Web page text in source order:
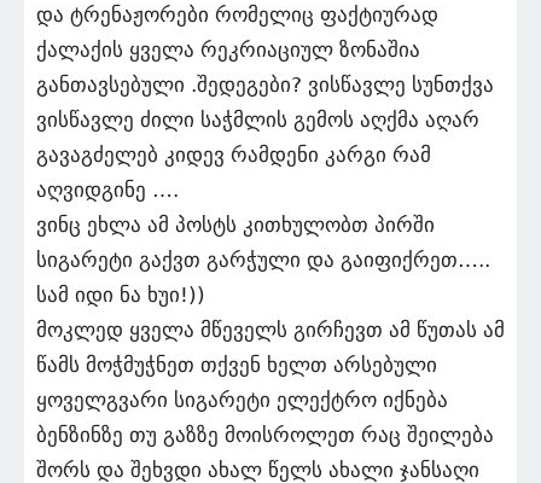
და ტრენაჟორები რომელიც ფაქტიურად
ქალაქის ყველა რეკრიაციულ ზონაშია
განთავსებული .შედეგები? ვისწავლე სუნთქვა
ვისწავლე ძილი საჭმლის გემოს აღქმა აღარ
გავაგძელებ კიდევ რამდენი კარგი რამ
აღვიდგინე ….
ვინც ეხლა ამ პოსტს კითხულობთ პირში
სიგარეტი გაქვთ გარჭული და გაიფიქრეთ…..
სამ იდი ნა ხუი!))
მოკლედ ყველა მწეველს გირჩევთ ამ წუთას ამ
წამს მოჭმუჭნეთ თქვენ ხელთ არსებული
ყოველგვარი სიგარეტი ელექტრო იქნება
ბენზინზე თუ გაზზე მოისროლეთ რაც შეილება
შორს და შეხვდი ახალ წელს ახალი ჯანსაღი